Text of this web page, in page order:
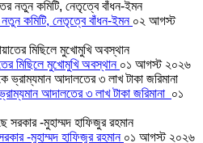
নতুন কমিটি, নেতৃত্বে বাঁধন-ইমন ০২ আগস্ট
মিছিলে মুখোমুখি অবস্থান ০১ আগস্ট ২০২৬
আদালতের ৩ লাখ টাকা জরিমানা ০১
-মুহাম্মদ হাফিজুর রহমান ০১ আগস্ট ২০২৬